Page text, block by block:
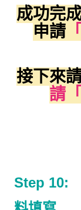
成功完
申請
接下來
請
Step 10: